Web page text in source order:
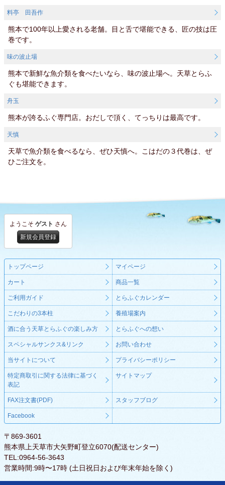
料亭 田吾作
熊本で100年以上愛される老舗。目と舌で堪能できる、匠の技は圧
巻です。
味の波止場
熊本で新鮮な魚介類を食べたいなら、味の波止場へ。天草とらふ
ぐも堪能できます。
舟玉
熊本が誇るふぐ専門店。おだしで頂く、てっちりは最高です。
天慎
天草で魚介類を食べるなら、ぜひ天慎へ。こはだの３代巻は、ぜ
ひご注文を。
ようこそ ゲスト さん
新規会員登録
トップページ マイページ
カート 商品一覧
ご利用ガイド とらふぐカレンダー
こだわりの3本柱 養殖場案内
酒に合う天草とらふぐの楽しみ方 とらふぐへの想い
スペシャルサンクス&リンク お問い合わせ
当サイトについて プライバシーポリシー
特定商取引に関する法律に基づく
表記
サイトマップ
FAX注文書(PDF) スタッフブログ
Facebook
〒869-3601
熊本県上天草市大矢野町登立6070(配送センター)
TEL:0964-56-3643
営業時間:9時〜17時 (土日祝日および年末年始を除く)